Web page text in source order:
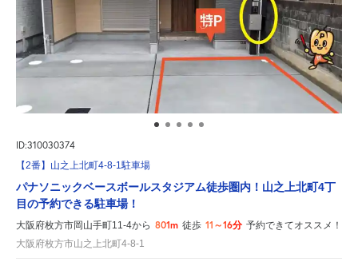
ID:310030374
【2番】山之上北町4-8-1駐車場
パナソニックベースボールスタジアム徒歩圏内！山之上北町4丁
目の予約できる駐車場！
大阪府枚方市岡山手町11-4から 801m 徒歩 11～16分 予約できてオススメ！
大阪府枚方市山之上北町4-8-1